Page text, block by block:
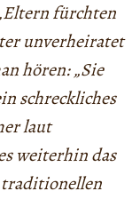
fürchten
unverheiratet
hören: „Sie
schreckliches
laut
weiterhin das
traditionellen